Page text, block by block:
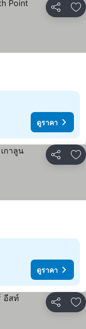
แชร์ เ
ดูราคา
แชร์ เ
ดูราคา
แชร์ เ